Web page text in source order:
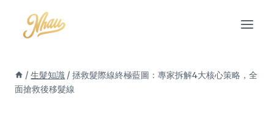
content
/ 生髮知識 / 拯救髮際線終極藍圖：專家拆解4大核心策略，全
面搶救後移髮線